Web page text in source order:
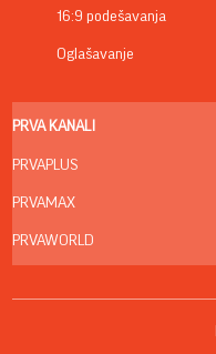
16:9 podešavanja
Oglašavanje
PRVA KANALI
PRVAPLUS
PRVAMAX
PRVAWORLD